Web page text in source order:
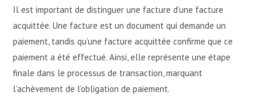
Il est important de distinguer une facture d’une facture
acquittée. Une facture est un document qui demande un
paiement, tandis qu’une facture acquittée confirme que ce
paiement a été effectué. Ainsi, elle représente une étape
finale dans le processus de transaction, marquant
l’achèvement de l’obligation de paiement.